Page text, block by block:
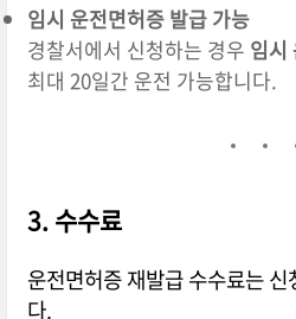
임시 운전면허증 발급 가능
경찰서에서 신청하는 경우 임시
최대 20일간 운전 가능합니다.
3. 수수료
운전면허증 재발급 수수료는
다.